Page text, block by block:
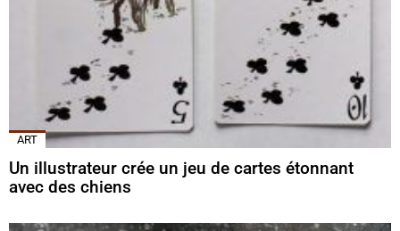
ART
Un illustrateur crée un jeu de cartes étonnant
avec des chiens